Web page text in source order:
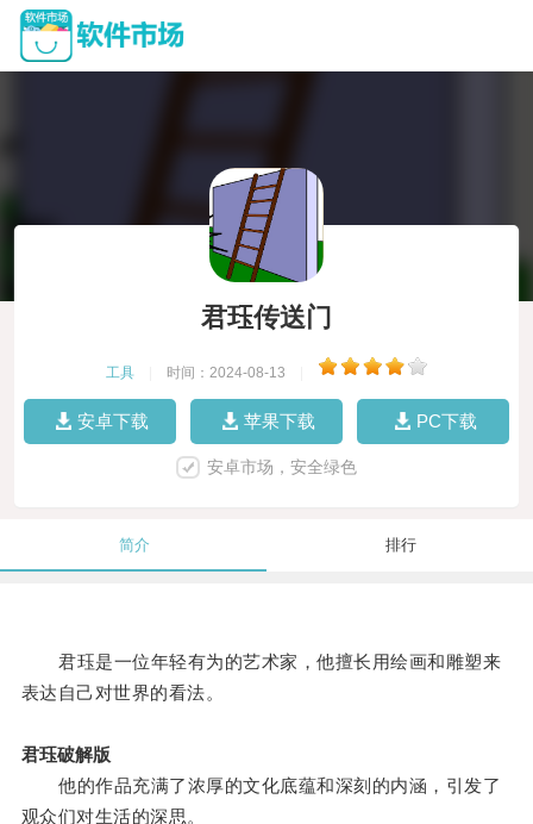
君珏传送门
工具 时间：2024-08-13
安卓下载 苹果下载 PC下载
安卓市场，安全绿色
简介 排行
君珏是一位年轻有为的艺术家，他擅长用绘画和雕塑来
表达自己对世界的看法。
君珏破解版
他的作品充满了浓厚的文化底蕴和深刻的内涵，引发了
观众们对生活的深思。